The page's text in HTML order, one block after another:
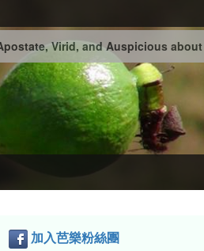
Virid, and Auspicious
加入芭樂粉絲團